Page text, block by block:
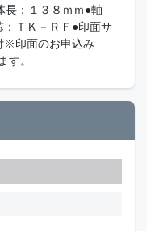
長：１３８ｍｍ●軸
ＴＫ－ＲＦ●印面サ
※印面のお申込み
。